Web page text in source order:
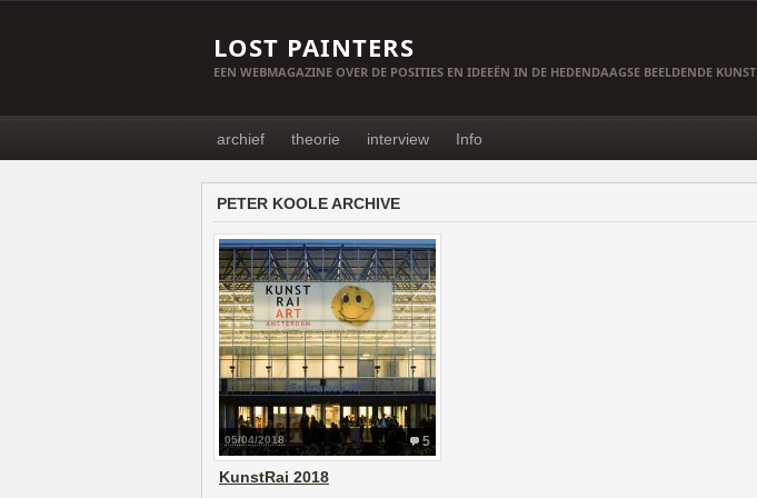
LOST PAINTERS
EEN WEBMAGAZINE OVER DE POSITIES EN IDEEËN IN DE HEDENDAAGSE BEELDENDE KUNST
archief theorie interview Info
PETER KOOLE ARCHIVE
5
05/04/2018
KunstRai 2018